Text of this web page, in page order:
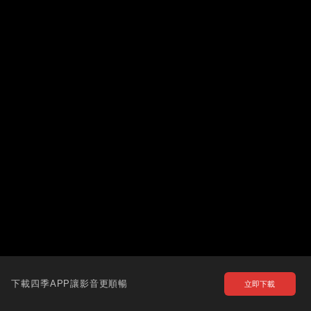
下載四季APP讓影音更順暢 立即下載